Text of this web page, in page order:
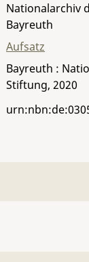
Nationalarchiv
Bayreuth
Aufsatz
Bayreuth :
Stiftung, 2020